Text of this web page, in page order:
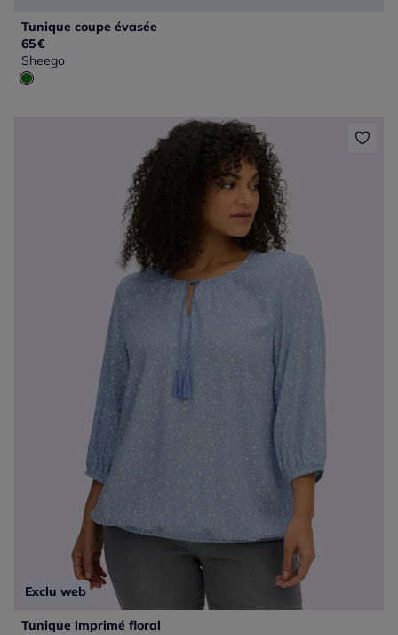
Tunique coupe évasée
65€
Sheego
Exclu web
Tunique imprimé floral